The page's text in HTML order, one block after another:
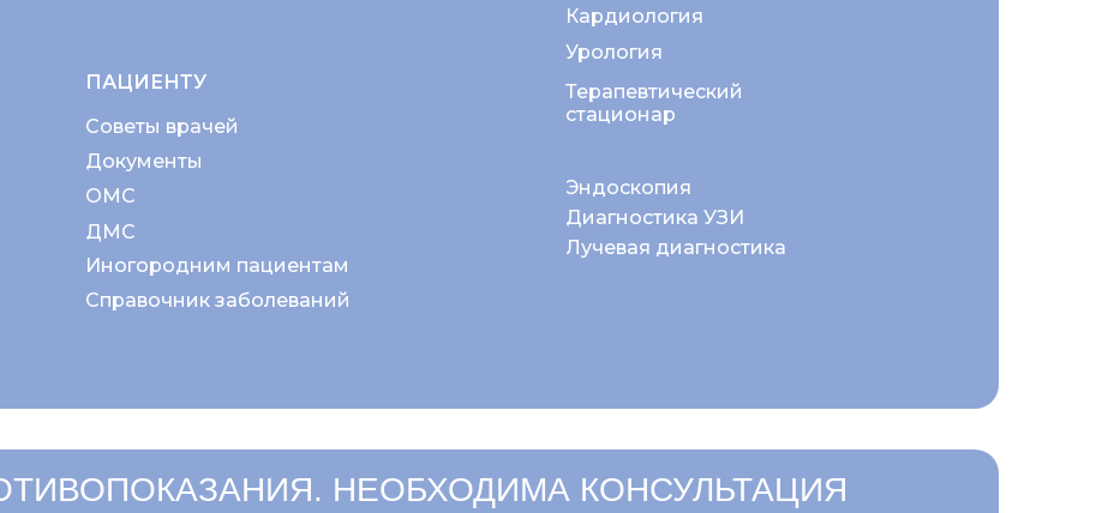
Диагностика УЗИ
Эндоскопия
Терапевтический
стационар
Кардиология
Урология
Лучевая диагностика
ПАЦИЕНТУ
Советы врачей
ОМС
Документы
ДМС
Иногородним пациентам
Справочник заболеваний
НЕОБХОДИМА КОНСУЛЬТАЦИЯ